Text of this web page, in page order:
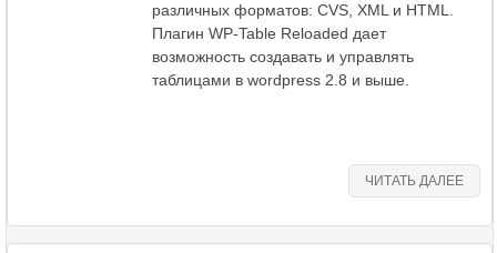
различных форматов: CVS, XML и HTML.
Плагин WP-Table Reloaded дает
возможность создавать и управлять
таблицами в wordpress 2.8 и выше.
ЧИТАТЬ ДАЛЕЕ